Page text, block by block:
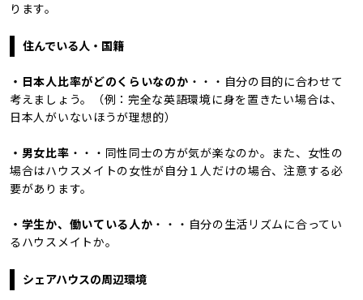
ります。
住んでいる人・国籍
・日本人比率がどのくらいなのか ・・・自分の目的に合わせて
考えましょう。（例：完全な英語環境に身を置きたい場合は、
日本人がいないほうが理想的）
・男女比率 ・・・同性同士の方が気が楽なのか。また、女性の
場合はハウスメイトの女性が自分１人だけの場合、注意する必
要があります。
・学生か、働いている人か ・・・自分の生活リズムに合ってい
るハウスメイトか。
シェアハウスの周辺環境